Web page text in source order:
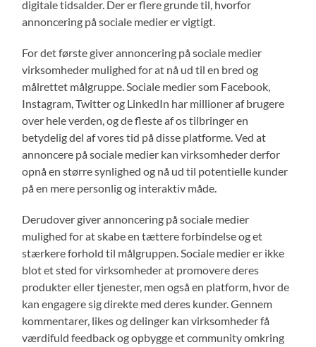
digitale tidsalder. Der er flere grunde til, hvorfor
annoncering på sociale medier er vigtigt.
For det første giver annoncering på sociale medier
virksomheder mulighed for at nå ud til en bred og
målrettet målgruppe. Sociale medier som Facebook,
Instagram, Twitter og LinkedIn har millioner af brugere
over hele verden, og de fleste af os tilbringer en
betydelig del af vores tid på disse platforme. Ved at
annoncere på sociale medier kan virksomheder derfor
opnå en større synlighed og nå ud til potentielle kunder
på en mere personlig og interaktiv måde.
Derudover giver annoncering på sociale medier
mulighed for at skabe en tættere forbindelse og et
stærkere forhold til målgruppen. Sociale medier er ikke
blot et sted for virksomheder at promovere deres
produkter eller tjenester, men også en platform, hvor de
kan engagere sig direkte med deres kunder. Gennem
kommentarer, likes og delinger kan virksomheder få
værdifuld feedback og opbygge et community omkring